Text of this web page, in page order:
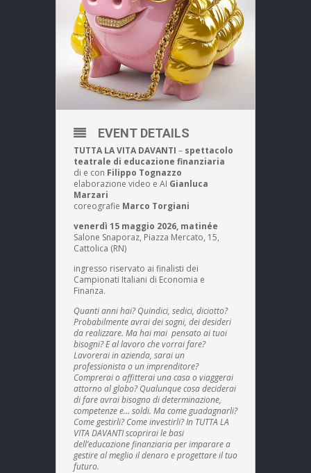
EVENT DETAILS
TUTTA LA VITA DAVANTI – spettacolo
teatrale di educazione finanziaria
di e con Filippo Tognazzo
elaborazione video e AI Gianluca
Marzari
coreografie Marco Torgiani
venerdì 15 maggio 2026, matinée
Salone Snaporaz, Piazza Mercato, 15,
Cattolica (RN)
ingresso riservato ai finalisti dei
Campionati Italiani di Economia e
Finanza.
Quanti anni hai? Quindici, sedici, diciotto?
Probabilmente avrai dei sogni, dei desideri
da realizzare. Ma hai mai pensato ai tuoi
bisogni? E al lavoro che vorrai fare?
Lavorerai in azienda, sarai un
professionista o un imprenditore?
Comprerai o affitterai una casa o viaggerai
attorno al globo? Qualunque cosa deciderai
di fare avrai bisogno di determinazione,
competenze e… soldi. Ma come guadagnarli?
Come gestirli? Come investirli? In TUTTA LA
VITA DAVANTI scoprirai le basi
dell’educazione finanziaria per imparare a
gestire al meglio il denaro e progettare il tuo
futuro.